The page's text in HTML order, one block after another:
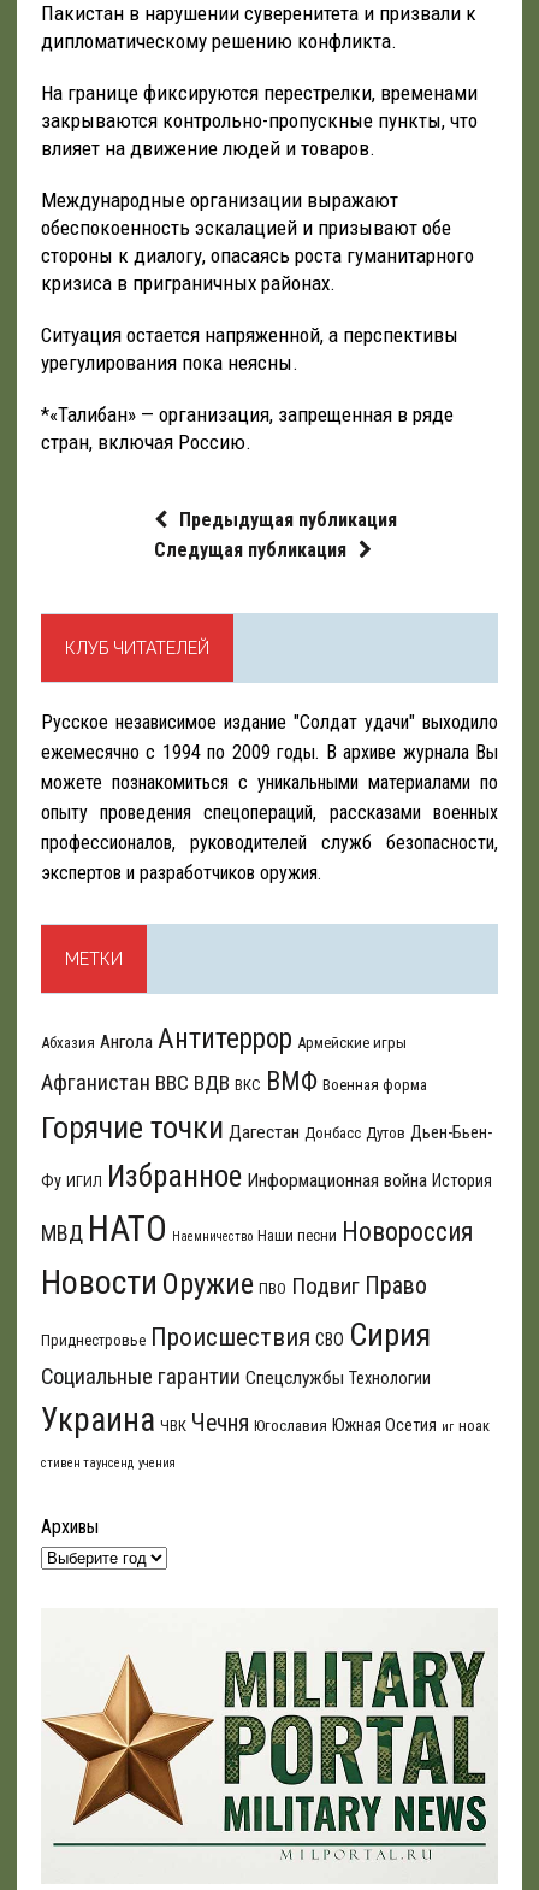
Пакистан в нарушении суверенитета и призвали к
дипломатическому решению конфликта.
На границе фиксируются перестрелки, временами
закрываются контрольно-пропускные пункты, что
влияет на движение людей и товаров.
Международные организации выражают
обеспокоенность эскалацией и призывают обе
стороны к диалогу, опасаясь роста гуманитарного
кризиса в приграничных районах.
Ситуация остается напряженной, а перспективы
урегулирования пока неясны.
*«Талибан» — организация, запрещенная в ряде
стран, включая Россию.
Предыдущая публикация
Следущая публикация
КЛУБ ЧИТАТЕЛЕЙ
Русское независимое издание "Солдат удачи" выходило
ежемесячно с 1994 по 2009 годы. В архиве журнала Вы
можете познакомиться с уникальными материалами по
опыту проведения спецопераций, рассказами военных
профессионалов, руководителей служб безопасности,
экспертов и разработчиков оружия.
МЕТКИ
Абхазия Ангола Антитеррор Армейские игры
Афганистан ВВС ВДВ ВКС ВМФ Военная форма
Горячие точки Дагестан Донбасс Дутов Дьен-Бьен-
Фу ИГИЛ Избранное Информационная война История
МВД НАТО Наемничество Наши песни Новороссия
Новости Оружие ПВО Подвиг Право
Приднестровье Происшествия СВО Сирия
Социальные гарантии Спецслужбы Технологии
Украина ЧВК Чечня Югославия Южная Осетия иг ноак
стивен таунсенд учения
Архивы